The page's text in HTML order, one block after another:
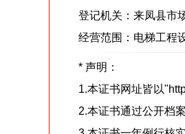
登记机关：来凤县市
经营范围：电梯工程设
* 声明：
1.本证书网址皆以
2.本证书通过公开档案